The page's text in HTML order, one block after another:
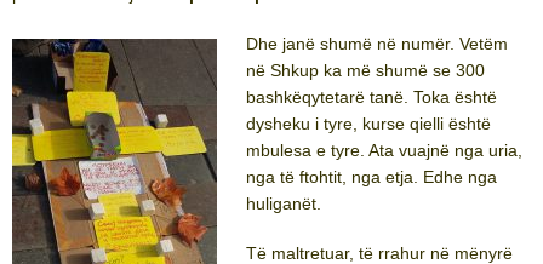
Dhe janë shumë në numër. Vetëm
në Shkup ka më shumë se 300
bashkëqytetarë tanë. Toka është
dysheku i tyre, kurse qielli është
mbulesa e tyre. Ata vuajnë nga uria,
nga të ftohtit, nga etja. Edhe nga
huliganët.
Të maltretuar, të rrahur në mënyrë